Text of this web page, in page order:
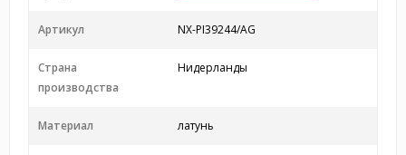
Артикул NX-PI39244/AG
Страна
производства
Нидерланды
Материал латунь